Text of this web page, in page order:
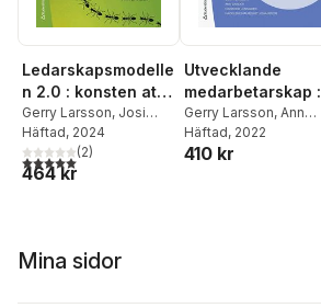
Ledarskapsmodelle
n 2.0 : konsten att
matcha individuella
och
organisatoriska
förutsättningar
Gerry Larsson, Josi
Lundin, Ann Zander
Häftad, 2024
5,0utav 5 stjärnor. Totalt antal röster:
(2)
464 kr
Utvecklande
medarbetarskap :
när
medarbetarskap
och ledarskap
Gerry Larsson, Ann
Zander,Marianne
Lönngren
Häftad, 2022
410 kr
Mina sidor